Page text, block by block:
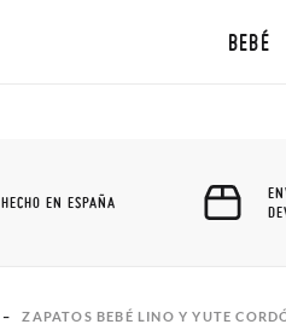
BEBÉ
HECHO EN ESPAÑA
ZAPATOS BEBÉ LINO Y YUTE